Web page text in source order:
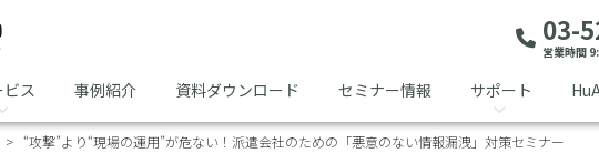
03-
営業時間
ビス 事例紹介 資料ダウンロード セミナー情報 サポート
“攻撃”より“現場の運用”が危ない！派遣会社のための「悪意のない情報漏洩」対策セミナー